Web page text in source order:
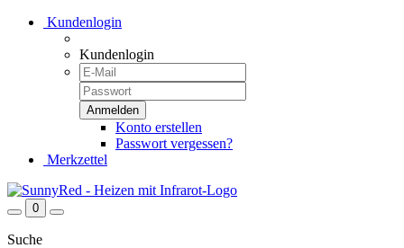
Kundenlogin
Kundenlogin
Konto erstellen
Passwort vergessen?
Merkzettel
0
Suche